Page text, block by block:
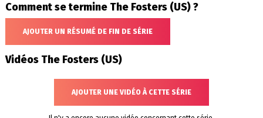
Comment se termine The Fosters (US) ?
AJOUTER UN RÉSUMÉ DE FIN DE SÉRIE
Vidéos The Fosters (US)
AJOUTER UNE VIDÉO À CETTE SÉRIE